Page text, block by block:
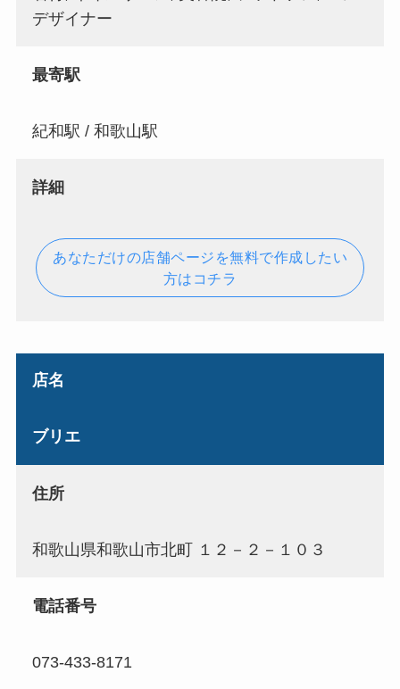
デザイナー
最寄駅
紀和駅 / 和歌山駅
詳細
あなただけの店舗ページを無料で作成したい
方はコチラ
店名
ブリエ
住所
和歌山県和歌山市北町 １２－２－１０３
電話番号
073-433-8171